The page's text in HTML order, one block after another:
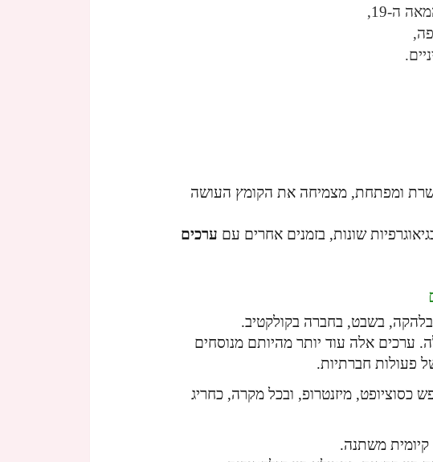
ה-19,
ומפתחת, מצמיחה את הקומץ העושה
שונות, בזמנים אחרים עם ערכים
בשבט, בחברה בקולקטיב.
ערכים אלה עוד יותר מהיותם מנוסחים
פעולות חברתיות.
כסוציופט, מיזנטרופ, ובכל מקרה, כחריג
קיומית משתנה.